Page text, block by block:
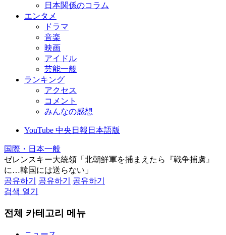
日本関係のコラム
エンタメ
ドラマ
音楽
映画
アイドル
芸能一般
ランキング
アクセス
コメント
みんなの感想
YouTube 中央日報日本語版
国際・日本一般
ゼレンスキー大統領「北朝鮮軍を捕まえたら『戦争捕虜』
に…韓国には送らない」
공유하기
공유하기
공유하기
검색 열기
전체 카테고리 메뉴